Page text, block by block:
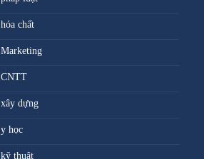
chất
CNTT
dựng
học
thuật